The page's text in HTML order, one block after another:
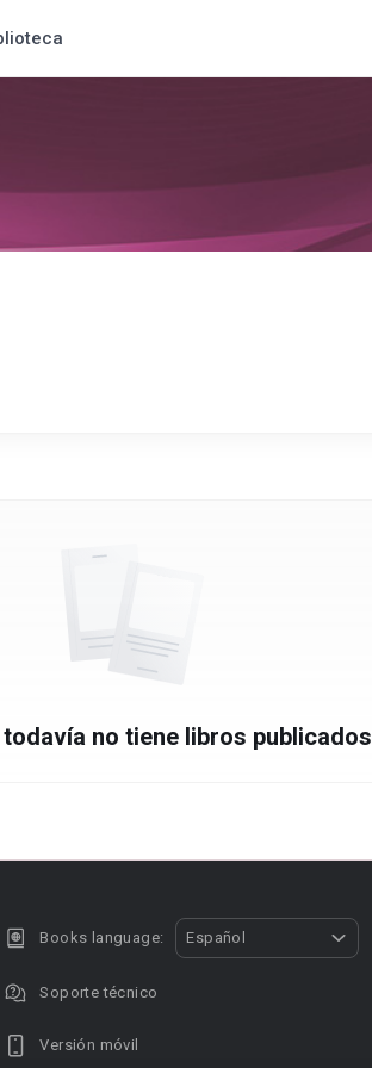
todavía no tiene libros publicados
Books language: Español
Soporte técnico
Versión móvil